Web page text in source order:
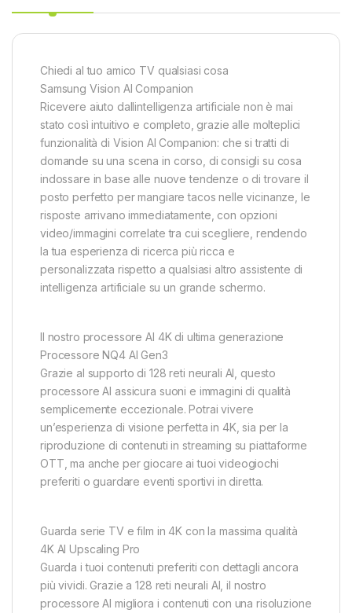
Chiedi al tuo amico TV qualsiasi cosa
Samsung Vision AI Companion
Ricevere aiuto dallintelligenza artificiale non è mai
stato così intuitivo e completo, grazie alle molteplici
funzionalità di Vision AI Companion: che si tratti di
domande su una scena in corso, di consigli su cosa
indossare in base alle nuove tendenze o di trovare il
posto perfetto per mangiare tacos nelle vicinanze, le
risposte arrivano immediatamente, con opzioni
video/immagini correlate tra cui scegliere, rendendo
la tua esperienza di ricerca più ricca e
personalizzata rispetto a qualsiasi altro assistente di
intelligenza artificiale su un grande schermo.
Il nostro processore AI 4K di ultima generazione
Processore NQ4 AI Gen3
Grazie al supporto di 128 reti neurali AI, questo
processore AI assicura suoni e immagini di qualità
semplicemente eccezionale. Potrai vivere
un’esperienza di visione perfetta in 4K, sia per la
riproduzione di contenuti in streaming su piattaforme
OTT, ma anche per giocare ai tuoi videogiochi
preferiti o guardare eventi sportivi in diretta.
Guarda serie TV e film in 4K con la massima qualità
4K AI Upscaling Pro
Guarda i tuoi contenuti preferiti con dettagli ancora
più vividi. Grazie a 128 reti neurali AI, il nostro
processore AI migliora i contenuti con una risoluzione